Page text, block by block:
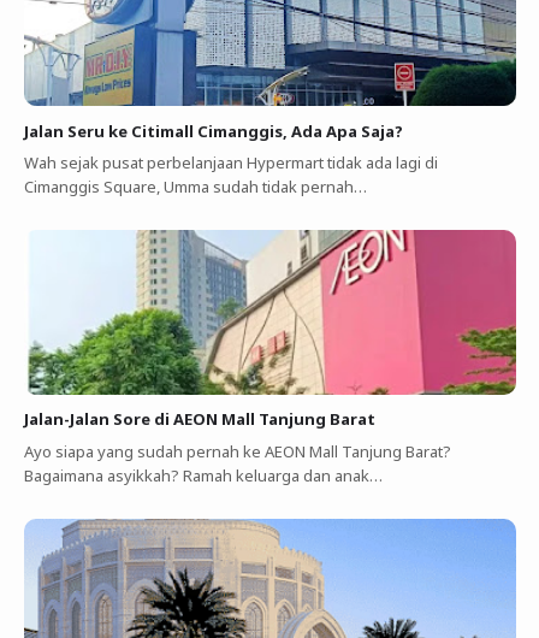
Jalan Seru ke Citimall Cimanggis, Ada Apa Saja?
Wah sejak pusat perbelanjaan Hypermart tidak ada lagi di
Cimanggis Square, Umma sudah tidak pernah…
Jalan-Jalan Sore di AEON Mall Tanjung Barat
Ayo siapa yang sudah pernah ke AEON Mall Tanjung Barat?
Bagaimana asyikkah? Ramah keluarga dan anak…